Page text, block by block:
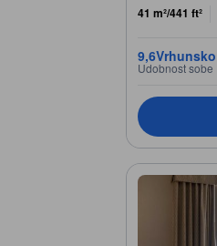
41 m²/441 ft²
9,6Vrhunsko
Udobnost sobe